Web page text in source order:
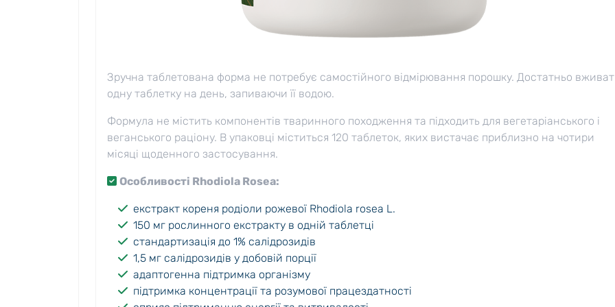
Зручна таблетована форма не потребує самостійного відмірювання порошку. Достатньо
одну таблетку на день, запиваючи її водою.
Формула не містить компонентів тваринного походження та підходить для вегетаріанського і
веганського раціону. В упаковці міститься 120 таблеток, яких вистачає приблизно на чотири
місяці щоденного застосування.
Особливості Rhodiola Rosea:
екстракт кореня родіоли рожевої Rhodiola rosea L.
150 мг рослинного екстракту в одній таблетці
стандартизація до 1% салідрозидів
1,5 мг салідрозидів у добовій порції
адаптогенна підтримка організму
підтримка концентрації та розумової працездатності